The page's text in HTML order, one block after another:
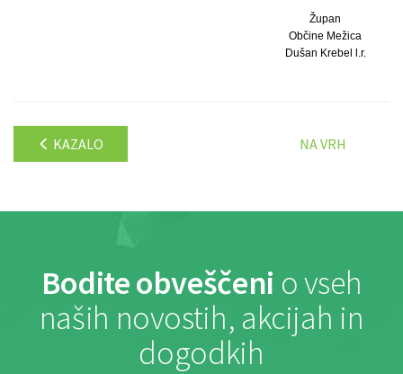
Župan
Občine Mežica
Dušan Krebel l.r.
KAZALO NA VRH
Bodite obveščeni o vseh
naših novostih, akcijah in
dogodkih